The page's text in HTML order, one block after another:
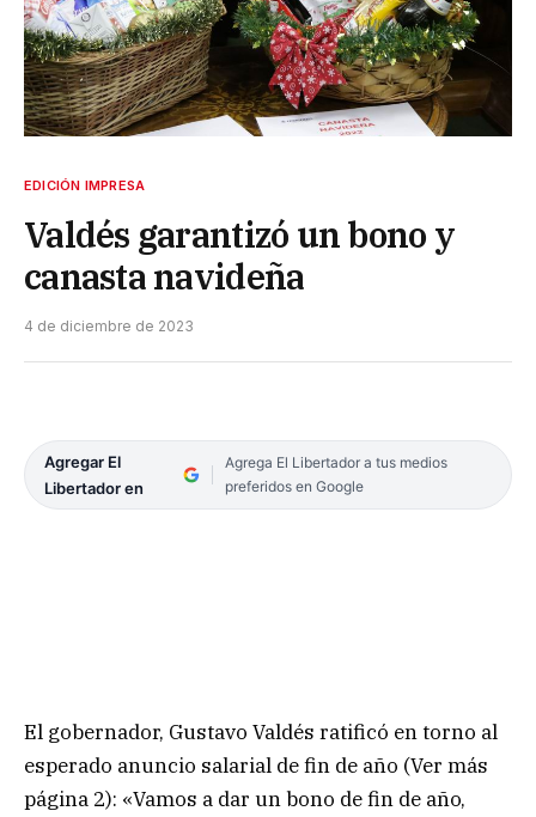
EDICIÓN IMPRESA
Valdés garantizó un bono y
canasta navideña
4 de diciembre de 2023
Agregar El
Libertador en
Agrega El Libertador a tus medios
preferidos en Google
El gobernador, Gustavo Valdés ratificó en torno al
esperado anuncio salarial de fin de año (Ver más
página 2): «Vamos a dar un bono de fin de año,